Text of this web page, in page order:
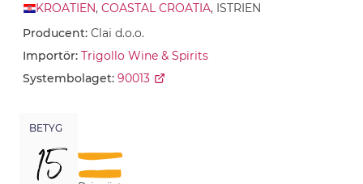
KROATIEN, COASTAL CROATIA, ISTRIEN
Producent: Clai d.o.o.
Importör: Trigollo Wine & Spirits
Systembolaget: 90013
BETYG